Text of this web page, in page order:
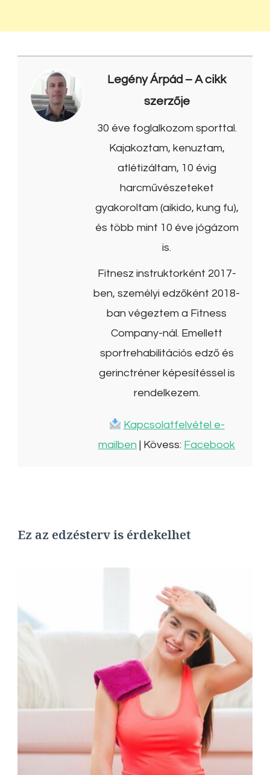
Legény Árpád – A cikk
szerzője
30 éve foglalkozom sporttal.
Kajakoztam, kenuztam,
atlétizáltam, 10 évig
harcművészeteket
gyakoroltam (aikido, kung fu),
és több mint 10 éve jógázom
is.
Fitnesz instruktorként 2017-
ben, személyi edzőként 2018-
ban végeztem a Fitness
Company-nál. Emellett
sportrehabilitációs edző és
gerinctréner képesítéssel is
rendelkezem.
Kapcsolatfelvétel e-
mailben | Kövess: Facebook
Ez az edzésterv is érdekelhet